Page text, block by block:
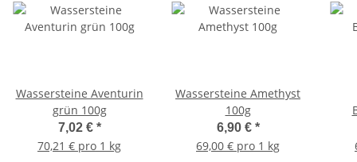
Wassersteine Aventurin
grün 100g
7,02 € *
70,21 € pro 1 kg
Wassersteine Amethyst
100g
6,90 € *
69,00 € pro 1 kg